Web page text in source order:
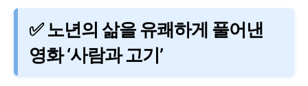
✅ 노년의 삶을 유쾌하게 풀어낸
영화 ‘사람과 고기’